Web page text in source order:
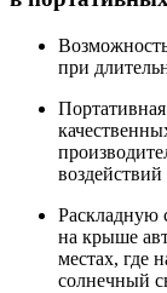
при
Раскладную
на крыше
местах, где
солнечный